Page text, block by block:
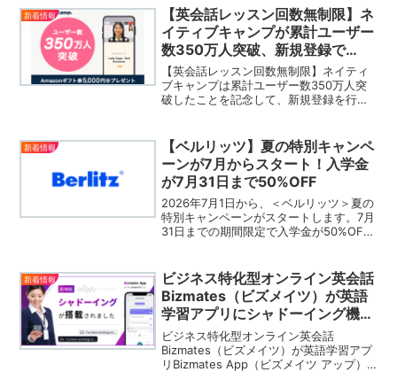
の記事にはPRを含みますキャンペーン詳
細【オ...
新着情報
【英会話レッスン回数無制限】ネ
イティブキャンプが累計ユーザー
数350万人突破、新規登録で
Amazonギフト券5,000円プレゼ
ント！
【英会話レッスン回数無制限】ネイティ
ブキャンプは累計ユーザー数350万人突
破したことを記念して、新規登録を行な
しました。
新着情報
【ベルリッツ】夏の特別キャンペ
ーンが7月からスタート！入学金
が7月31日まで50%OFF
2026年7月1日から、＜ベルリッツ＞夏の
特別キャンペーンがスタートします。7月
31日までの期間限定で入学金が50%OFF
は公式サイトをチェックしてください。
▶︎ベルリ...
新着情報
ビジネス特化型オンライン英会話
Bizmates（ビズメイツ）が英語
学習アプリにシャドーイング機能
を追加リリース
ビジネス特化型オンライン英会話
Bizmates（ビズメイツ）が英語学習アプ
リBizmates App（ビズメイツ アップ）